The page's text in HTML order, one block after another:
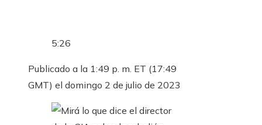
5:26
Publicado a la 1:49 p. m. ET (17:49
GMT) el domingo 2 de julio de 2023